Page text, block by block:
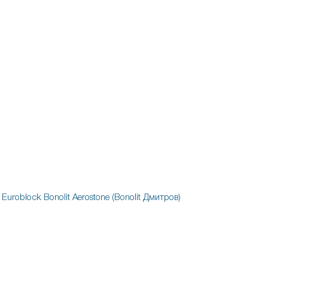
Euroblock Bonolit Aerostone (Bonolit Дмитров)